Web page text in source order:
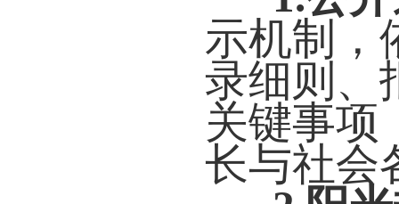
示机制，
录细则、
关键事项
长与社会